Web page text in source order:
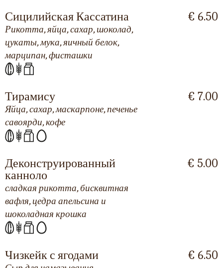
Сицилийская Кассатина
Рикотта, яйца, сахар, шоколад,
цукаты, мука, яичный белок,
марципан, фисташки
€ 6.50
Тирамису
Яйца, сахар, маскарпоне, печенье
савоярди, кофе
€ 7.00
Деконструированный
канноло
сладкая рикотта, бисквитная
вафля, цедра апельсина и
шоколадная крошка
€ 5.00
Чизкейк с ягодами € 6.50